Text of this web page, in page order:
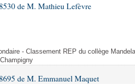
de M. Mathieu Lefèvre
- Classement REP du collège
de M. Emmanuel Maquet